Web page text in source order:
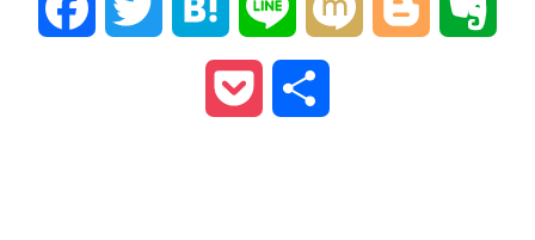
Facebook Twitter Hatena Line Mixi Blogger
Pocket